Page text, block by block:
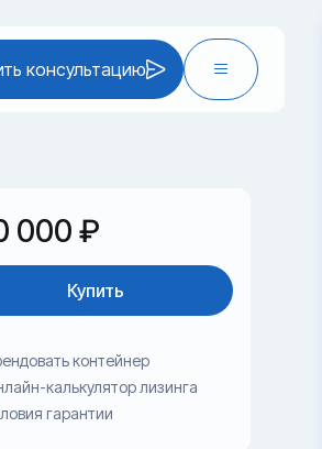
консультацию
000 ₽
Купить
контейнер
калькулятор лизинга
гарантии